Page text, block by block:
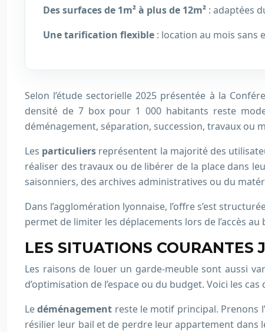
Des surfaces de 1m² à plus de 12m² : adaptées
Une tarification flexible : location au mois sans
Selon l’étude sectorielle 2025 présentée à la
densité de 7 box pour 1 000 habitants reste
déménagement, séparation, succession, travaux ou
Les particuliers représentent la majorité des
réaliser des travaux ou de libérer de la place dans
saisonniers, des archives administratives ou du
Dans l’agglomération lyonnaise, l’offre s’est
permet de limiter les déplacements lors de l’accès
LES SITUATIONS COURANTES
Les raisons de louer un garde-meuble sont aussi
d’optimisation de l’espace ou du budget. Voici les
Ledéménagement reste le motif principal. Prenons
résilier leur bail et de perdre leur appartement dans